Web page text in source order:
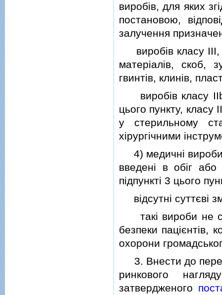
виробiв, для яких
постановою,
залучення
виробiв класу III,
матерiалiв, скоб,
гвинтiв, клинiв,
виробiв класу IIb,
цього пункту, класу
у стерильному
хiрургiчними
4) медичнi вироби,
введенi в обiг або
пiдпунктi 3 цього
вiдсутнi суттєвi
такi вироби не
безпеки пацiєнтiв,
охорони
3. Внести до
ринкового
затвердженого